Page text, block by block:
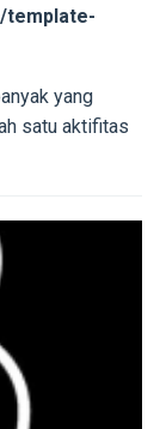
template-
yang
satu aktifitas